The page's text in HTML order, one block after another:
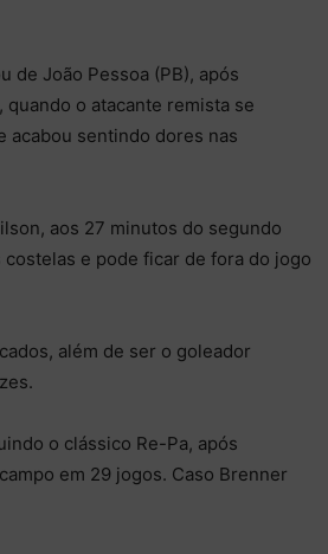
de João Pessoa (PB), após
o atacante remista se
acabou sentindo dores nas
aos 27 minutos do segundo
costelas e pode ficar de fora do jogo
além de ser o goleador
o clássico Re-Pa, após
em 29 jogos. Caso Brenner